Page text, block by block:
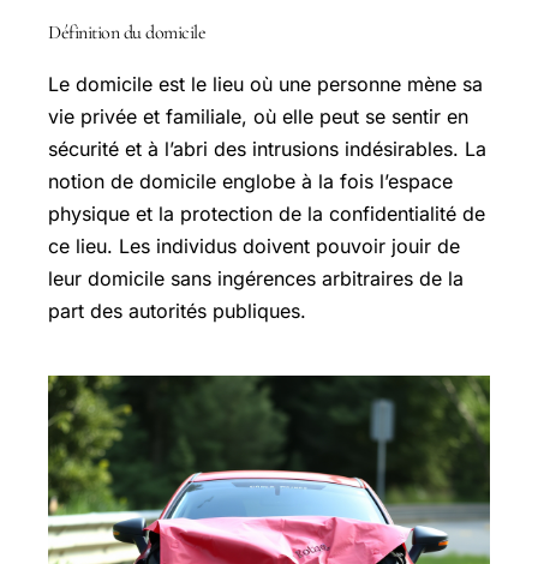
Définition du domicile
Le domicile est le lieu où une personne mène sa
vie privée et familiale, où elle peut se sentir en
sécurité et à l’abri des intrusions indésirables. La
notion de domicile englobe à la fois l’espace
physique et la protection de la confidentialité de
ce lieu. Les individus doivent pouvoir jouir de
leur domicile sans ingérences arbitraires de la
part des autorités publiques.